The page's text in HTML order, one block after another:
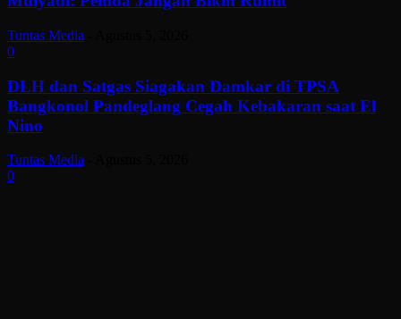
Tuntas Media
0
DLH dan Satgas Siagakan Damkar di TPSA
Bangkonol Pandeglang Cegah Kebakaran saat El
Nino
Tuntas Media
0